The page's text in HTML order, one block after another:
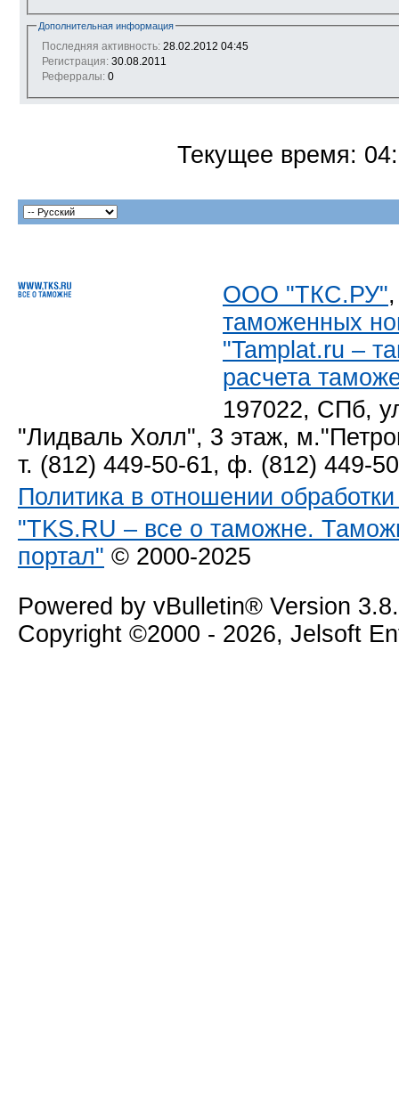
Дополнительная информация
Последняя активность: 28.02.2012 04:45
Регистрация: 30.08.2011
Реферралы: 0
Текущее время:
ООО "ТКС.РУ"
таможенных
"Tamplat.ru –
расчета
197022, СПб,
"Лидваль Холл", 3 этаж,
т. (812) 449-50-61, ф. (812) 449-
Политика в отношении
"TKS.RU – все о таможне.
портал" © 2000-2025
Powered by vBulletin® Version
Copyright ©2000 - 2026, Jelsoft